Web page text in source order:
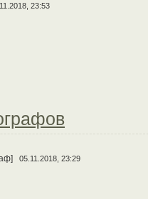
23:53
05.11.2018, 23:29